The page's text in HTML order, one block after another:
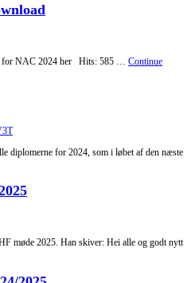
for NAC 2024 her Hits: 585 … Continue
diplomerne for 2024, som i løbet af den næste
møde 2025. Han skiver: Hei alle og godt nytt